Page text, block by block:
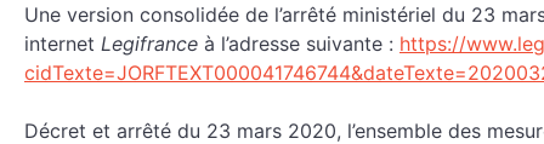
Une version consolidée de l’arrêté ministériel du 23
internet Legifrance à l’adresse suivante : https://
Décret et arrêté du 23 mars 2020, l’ensemble des